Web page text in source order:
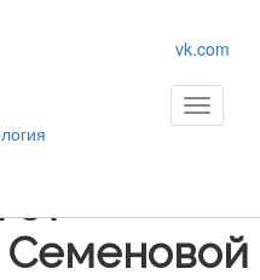
vk.com
Toggle
от
Семеновой